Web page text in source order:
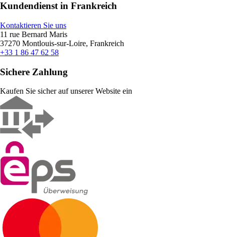
Kundendienst in Frankreich
Kontaktieren Sie uns
11 rue Bernard Maris
37270 Montlouis-sur-Loire, Frankreich
+33 1 86 47 62 58
Sichere Zahlung
Kaufen Sie sicher auf unserer Website ein